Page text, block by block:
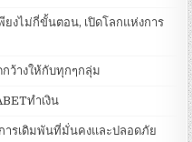
ยงไม่กี่ขั้นตอน, เปิดโลกแห่งการ
กว้างให้กับทุกๆกลุ่ม
ทำเงิน
ารเดิมพันที่มั่นคงและปลอดภัย